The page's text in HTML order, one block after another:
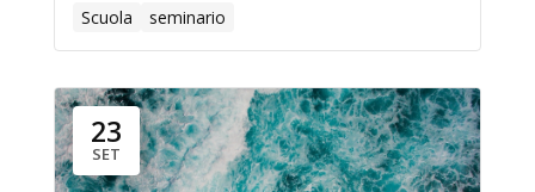
Scuola seminario
23
SET